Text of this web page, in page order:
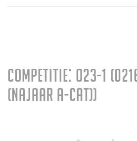
Competitie: O23-1
(najaar A-cat))